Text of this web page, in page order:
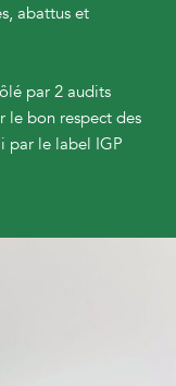
abattus et
par 2 audits
le bon respect des
par le label IGP